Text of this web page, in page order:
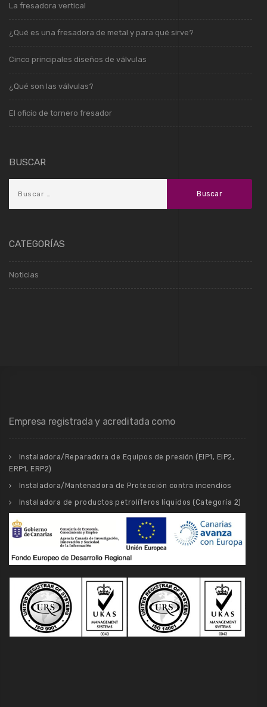
La fresadora vertical
¿Qué es una fresadora de metal y para qué sirve?
Cinco principales diseños de válvulas
¿Qué son las válvulas?
El oficio de tornero fresador
BUSCAR
CATEGORÍAS
Noticias
Empresa registrada y acreditada como
Instaladora/Reparadora de Equipos de presión (EIP1, EIP2,
ERP1, ERP2)
Instaladora/Mantenadora de Protección contra incendios
Instaladora de productos petrolíferos líquidos (Categoría 2)